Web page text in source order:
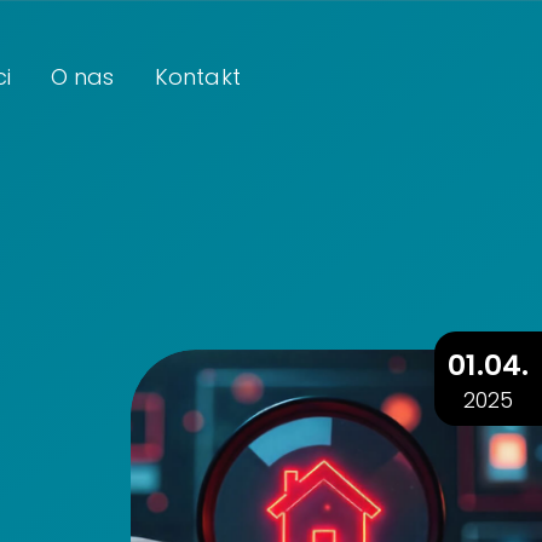
O nas Kontakt
01.04.
2025